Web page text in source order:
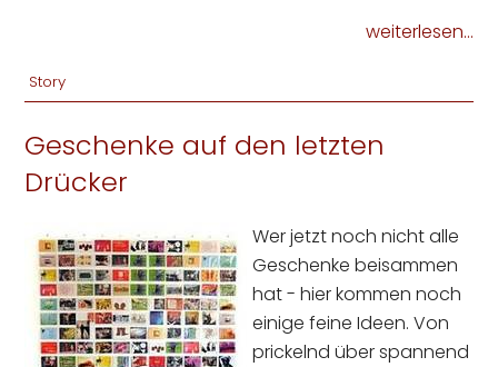
weiterlesen...
Story
Geschenke auf den letzten
Drücker
Wer jetzt noch nicht alle
Geschenke beisammen
hat - hier kommen noch
einige feine Ideen. Von
prickelnd über spannend